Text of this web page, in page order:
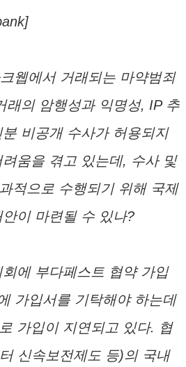
웹에서 거래되는 마약범죄
래의 암행성과 익명성, IP 추
비공개 수사가 허용되지
움을 겪고 있는데, 수사 및
적으로 수행되기 위해 국제
이 마련될 수 있나?
에 부다페스트 협약 가입
가입서를 기탁해야 하는데
가입이 지연되고 있다. 협
신속보전제도 등)의 국내